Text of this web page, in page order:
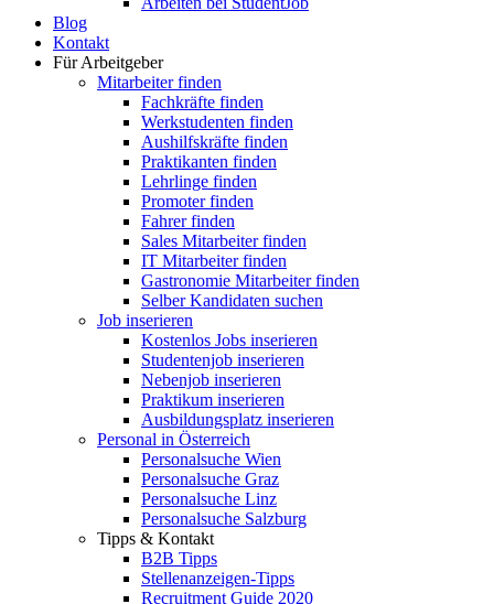
Blog
Kontakt
Für Arbeitgeber
Mitarbeiter finden
Fachkräfte finden
Werkstudenten finden
Aushilfskräfte finden
Praktikanten finden
Lehrlinge finden
Promoter finden
Fahrer finden
Sales Mitarbeiter finden
IT Mitarbeiter finden
Gastronomie Mitarbeiter finden
Selber Kandidaten suchen
Job inserieren
Kostenlos Jobs inserieren
Studentenjob inserieren
Nebenjob inserieren
Praktikum inserieren
Ausbildungsplatz inserieren
Personal in Österreich
Personalsuche Wien
Personalsuche Graz
Personalsuche Linz
Personalsuche Salzburg
Tipps & Kontakt
B2B Tipps
Stellenanzeigen-Tipps
Recruitment Guide 2020